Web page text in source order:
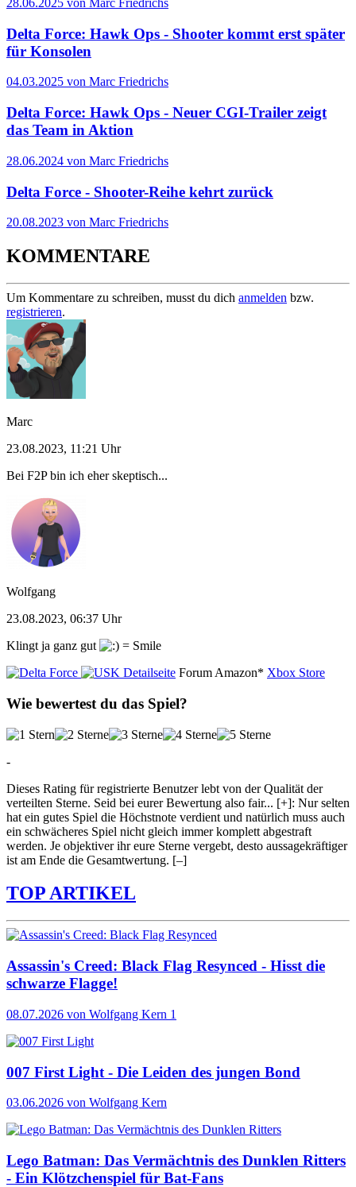
28.06.2025 von Marc Friedrichs
Delta Force: Hawk Ops - Shooter kommt erst später
für Konsolen
04.03.2025 von Marc Friedrichs
Delta Force: Hawk Ops - Neuer CGI-Trailer zeigt
das Team in Aktion
28.06.2024 von Marc Friedrichs
Delta Force - Shooter-Reihe kehrt zurück
20.08.2023 von Marc Friedrichs
KOMMENTARE
Um Kommentare zu schreiben, musst du dich anmelden bzw.
registrieren.
Marc
23.08.2023, 11:21 Uhr
Bei F2P bin ich eher skeptisch...
Wolfgang
23.08.2023, 06:37 Uhr
Klingt ja ganz gut
Detailseite Forum Amazon* Xbox Store
Wie bewertest du das Spiel?
-
Dieses Rating für registrierte Benutzer lebt von der Qualität der
verteilten Sterne. Seid bei eurer Bewertung also fair... [+]: Nur selten
hat ein gutes Spiel die Höchstnote verdient und natürlich muss auch
ein schwächeres Spiel nicht gleich immer komplett abgestraft
werden. Je objektiver ihr eure Sterne vergebt, desto aussagekräftiger
ist am Ende die Gesamtwertung. [–]
TOP ARTIKEL
Assassin's Creed: Black Flag Resynced - Hisst die
schwarze Flagge!
08.07.2026 von Wolfgang Kern 1
007 First Light - Die Leiden des jungen Bond
03.06.2026 von Wolfgang Kern
Lego Batman: Das Vermächtnis des Dunklen Ritters
- Ein Klötzchenspiel für Bat-Fans